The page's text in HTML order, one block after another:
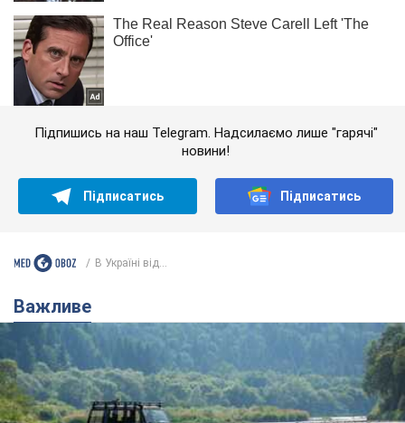
Підпишись на наш Telegram. Надсилаємо лише "гарячі"
новини!
Підписатись Підписатись
В Україні від...
Важливе